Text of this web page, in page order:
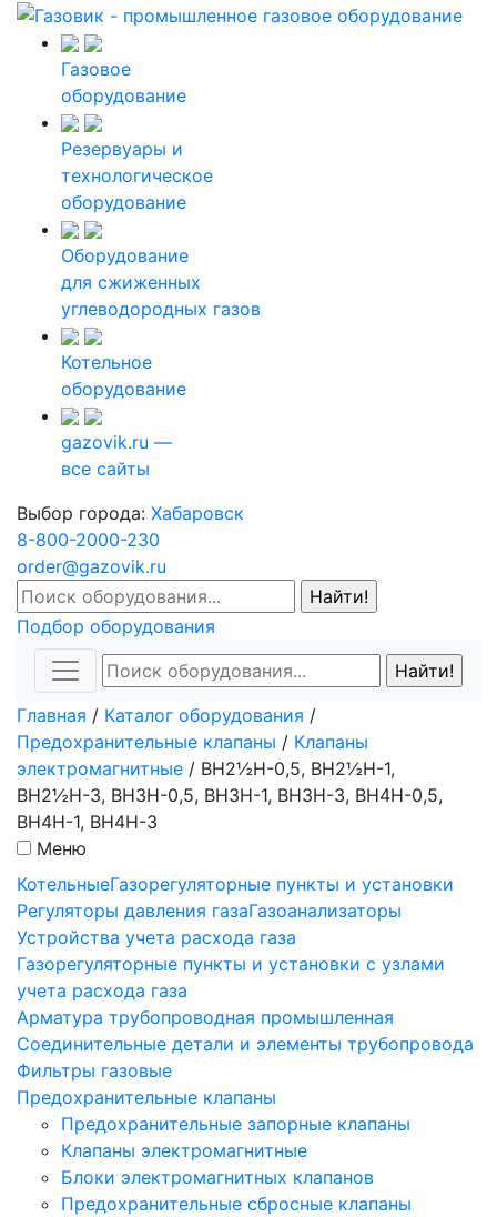
Газовое
оборудование
Резервуары и
технологическое
оборудование
Оборудование
для сжиженных
углеводородных газов
Котельное
оборудование
gazovik.ru —
все сайты
Выбор города: Хабаровск
8-800-2000-230
order@gazovik.ru
Подбор оборудования
Главная / Каталог оборудования /
Предохранительные клапаны / Клапаны
электромагнитные / ВН2½Н-0,5, ВН2½Н-1,
ВН2½Н-3, ВН3Н-0,5, ВН3Н-1, ВН3Н-3, ВН4Н-0,5,
ВН4Н-1, ВН4Н-3
Меню
КотельныеГазорегуляторные пункты и установки
Регуляторы давления газаГазоанализаторы
Устройства учета расхода газа
Газорегуляторные пункты и установки с узлами
учета расхода газа
Арматура трубопроводная промышленная
Соединительные детали и элементы трубопровода
Фильтры газовые
Предохранительные клапаны
Предохранительные запорные клапаны
Клапаны электромагнитные
Блоки электромагнитных клапанов
Предохранительные сбросные клапаны